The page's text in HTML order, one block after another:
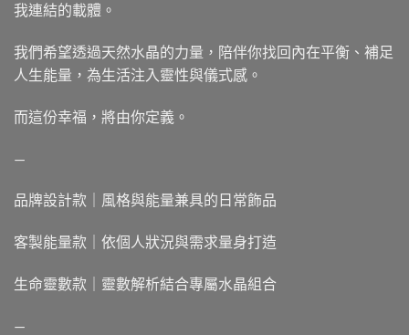
我連結的載體。
我們希望透過天然水晶的力量，陪伴你找回內在平衡、補足
人生能量，為生活注入靈性與儀式感。
而這份幸福，將由你定義。
—
品牌設計款｜風格與能量兼具的日常飾品
客製能量款｜依個人狀況與需求量身打造
生命靈數款｜靈數解析結合專屬水晶組合
—